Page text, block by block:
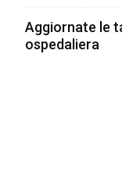
Aggiornate le
ospedaliera